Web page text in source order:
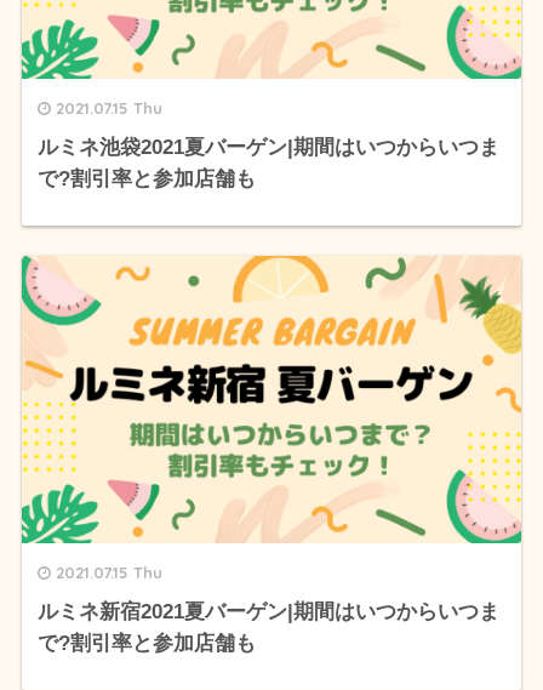
2021.07.15 Thu
ルミネ池袋2021夏バーゲン|期間はいつからいつま
で?割引率と参加店舗も
2021.07.15 Thu
ルミネ新宿2021夏バーゲン|期間はいつからいつま
で?割引率と参加店舗も